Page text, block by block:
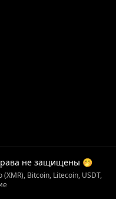
не защищены 🤭
Bitcoin, Litecoin, USDT,